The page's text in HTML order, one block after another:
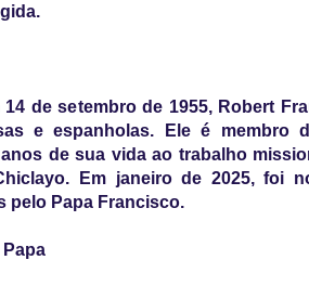
de setembro de 1955, Robert
e espanholas. Ele é membro
de sua vida ao trabalho
Em janeiro de 2025, foi
pelo Papa Francisco.